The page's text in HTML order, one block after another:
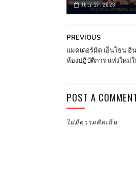
JULY 27, 2026
PREVIOUS
แมคเดอร์มิด เอ็นโธน อิ
ห้องปฏิบัติการ แห่งใหม่
POST A
ไม่มีความคิดเห็น